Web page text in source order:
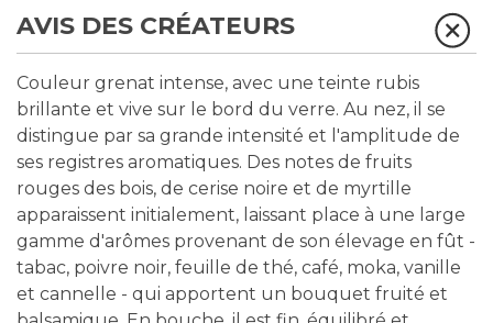
AVIS DES CRÉATEURS
Couleur grenat intense, avec une teinte rubis
brillante et vive sur le bord du verre. Au nez, il se
distingue par sa grande intensité et l'amplitude de
ses registres aromatiques. Des notes de fruits
rouges des bois, de cerise noire et de myrtille
apparaissent initialement, laissant place à une large
gamme d'arômes provenant de son élevage en fût -
tabac, poivre noir, feuille de thé, café, moka, vanille
et cannelle - qui apportent un bouquet fruité et